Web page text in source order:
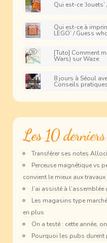
Qui est-ce
Qui est-ce à
LEGO’ / Guess
[Tuto] Comment
Wars) sur Waze
8 jours à Séoul
Conseils pratiques
Les 10
Transférer ses notes
Perceuse magnétique vs
convient le mieux aux travaux
J’ai assisté à
Les magasins type
en plus
On a testé : cette année,
Pourquoi les pubs